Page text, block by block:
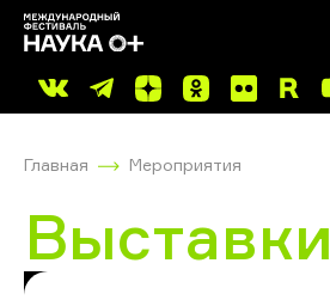
Главная Мероприятия
Выставки